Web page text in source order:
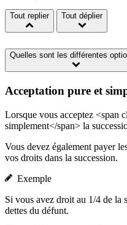
Tout replier Tout déplier
Quelles sont les différentes
Acceptation pure et
Lorsque vous acceptez <span
simplement</span> la
Vous devez également payer
vos droits dans la succession.
Exemple
Si vous avez droit au 1/4 de la
dettes du défunt.